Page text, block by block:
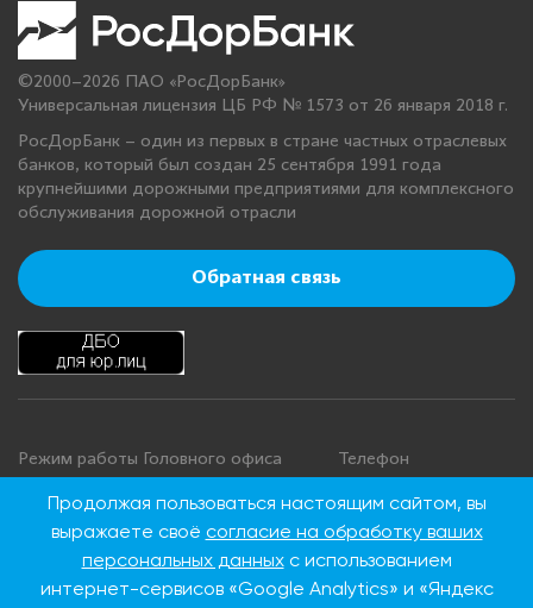
©2000–2026 ПАО «РосДорБанк»
Универсальная лицензия ЦБ РФ № 1573 от 26 января 2018 г.
РосДорБанк – один из первых в стране частных отраслевых
банков, который был создан 25 сентября 1991 года
крупнейшими дорожными предприятиями для комплексного
обслуживания дорожной отрасли
Обратная связь
Режим работы Головного офиса
Понедельник - четверг: с 9:00 до
18:00
Суббота, воскресенье: выходные
Телефон
+7 495 276 00 22
8 800 100 00 22
России)
Продолжая пользоваться настоящим сайтом, вы
выражаете своё согласие на обработку ваших
персональных данныхс использованием
интернет-сервисов «Google Analytics» и «Яндекс